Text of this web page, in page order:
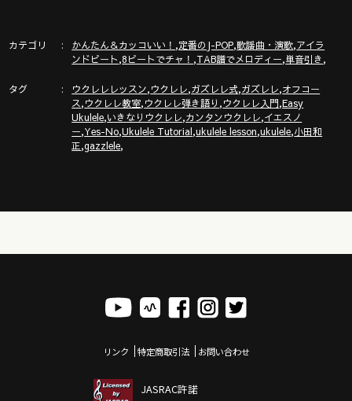
新発売ガズレシピの本！
「ガズクラブ」の詳細はこちら！ガズノート楽譜毎月５曲GET
& 楽しいコミュニティ
https://gazzlele.com/gazzclub/
https://www.youtube.com/channel/UC8YUGZF76p-
ウクレレ初心者レッスン動画シリーズ
https://gazzlele.com/beginner/
ガズレレのアプリ「ガズレシピ」
カテゴリ かんたん＆カッコいい！ ,定番のJ-POP,歌謡曲・演歌,アイラ
ンドビート,8ビートでチャ！ ,TAB譜でメロディー,単音引き,
タグ ウクレレレッスン,ウクレレ,ガズレレ式,ガズレレ,オフコー
ス,ウクレレ教室,ウクレレ弾き語り ,ウクレレ入門,Easy
Ukulele,いきなりウクレレ,カンタンウクレレ,イエスノ
ー,Yes-No,Ukulele Tutorial,ukulele lesson,ukulele,小田和
正,gazzlele,
リンク 特定商取引法 お問い合わせ
JASRAC許諾